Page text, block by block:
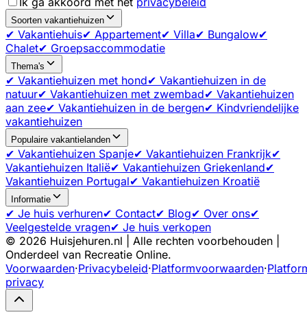
Soorten vakantiehuizen
✔ Vakantiehuis✔ Appartement✔ Villa✔ Bungalow✔
Chalet✔ Groepsaccommodatie
Thema's
✔ Vakantiehuizen met hond✔ Vakantiehuizen in de
natuur✔ Vakantiehuizen met zwembad✔ Vakantiehuizen
aan zee✔ Vakantiehuizen in de bergen✔ Kindvriendelijke
vakantiehuizen
Populaire vakantielanden
✔ Vakantiehuizen Spanje✔ Vakantiehuizen Frankrijk✔
Vakantiehuizen Italië✔ Vakantiehuizen Griekenland✔
Vakantiehuizen Portugal✔ Vakantiehuizen Kroatië
Informatie
✔ Je huis verhuren✔ Contact✔ Blog✔ Over ons✔
Veelgestelde vragen✔ Je huis verkopen
© 2026 Huisjehuren.nl | Alle rechten voorbehouden |
Onderdeel van Recreatie Online.
Voorwaarden·Privacybeleid·Platformvoorwaarden·
privacy